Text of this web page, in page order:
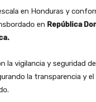
en Honduras y
en República
la vigilancia y seguridad
la transparencia y